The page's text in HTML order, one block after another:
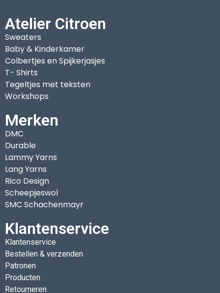
Atelier Citroen
Sweaters
Baby & Kinderkamer
Colbertjes en Spijkerjasjes
T- Shirts
Tegeltjes met teksten
Workshops
Merken
DMC
Durable
Lammy Yarns
Lang Yarns
Rico Design
Scheepjeswol
SMC Schachenmayr
Klantenservice
Klantenservice
Bestellen & verzenden
Patronen
Producten
Retourneren